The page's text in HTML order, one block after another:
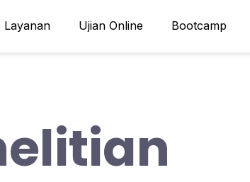
Layanan Ujian Online Bootcamp